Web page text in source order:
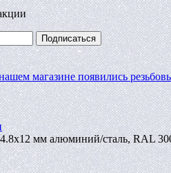
Подписаться
магазине появились
мм алюминий/сталь, RAL